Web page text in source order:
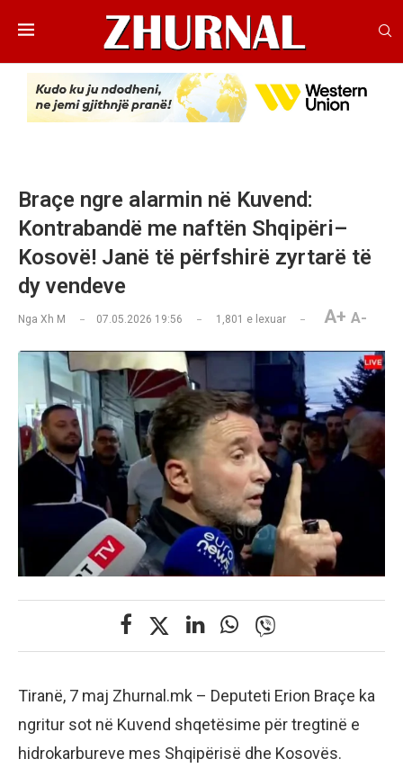
Braçe ngre alarmin në Kuvend:
Kontrabandë me naftën Shqipëri–
Kosovë! Janë të përfshirë zyrtarë të
dy vendeve
Nga Xh M 07.05.2026 19:56 1,801 e lexuar A+ A-
Tiranë, 7 maj Zhurnal.mk – Deputeti Erion Braçe ka
ngritur sot në Kuvend shqetësime për tregtinë e
hidrokarbureve mes Shqipërisë dhe Kosovës.